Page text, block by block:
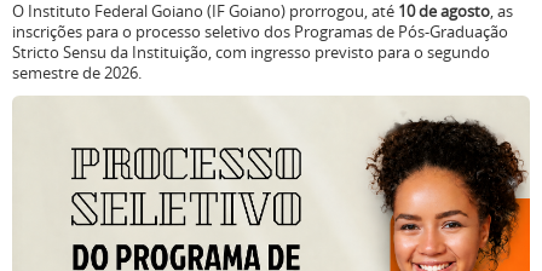
O Instituto Federal Goiano (IF Goiano) prorrogou, até 10 de agosto, as
inscrições para o processo seletivo dos Programas de Pós-Graduação
Stricto Sensu da Instituição, com ingresso previsto para o segundo
semestre de 2026.